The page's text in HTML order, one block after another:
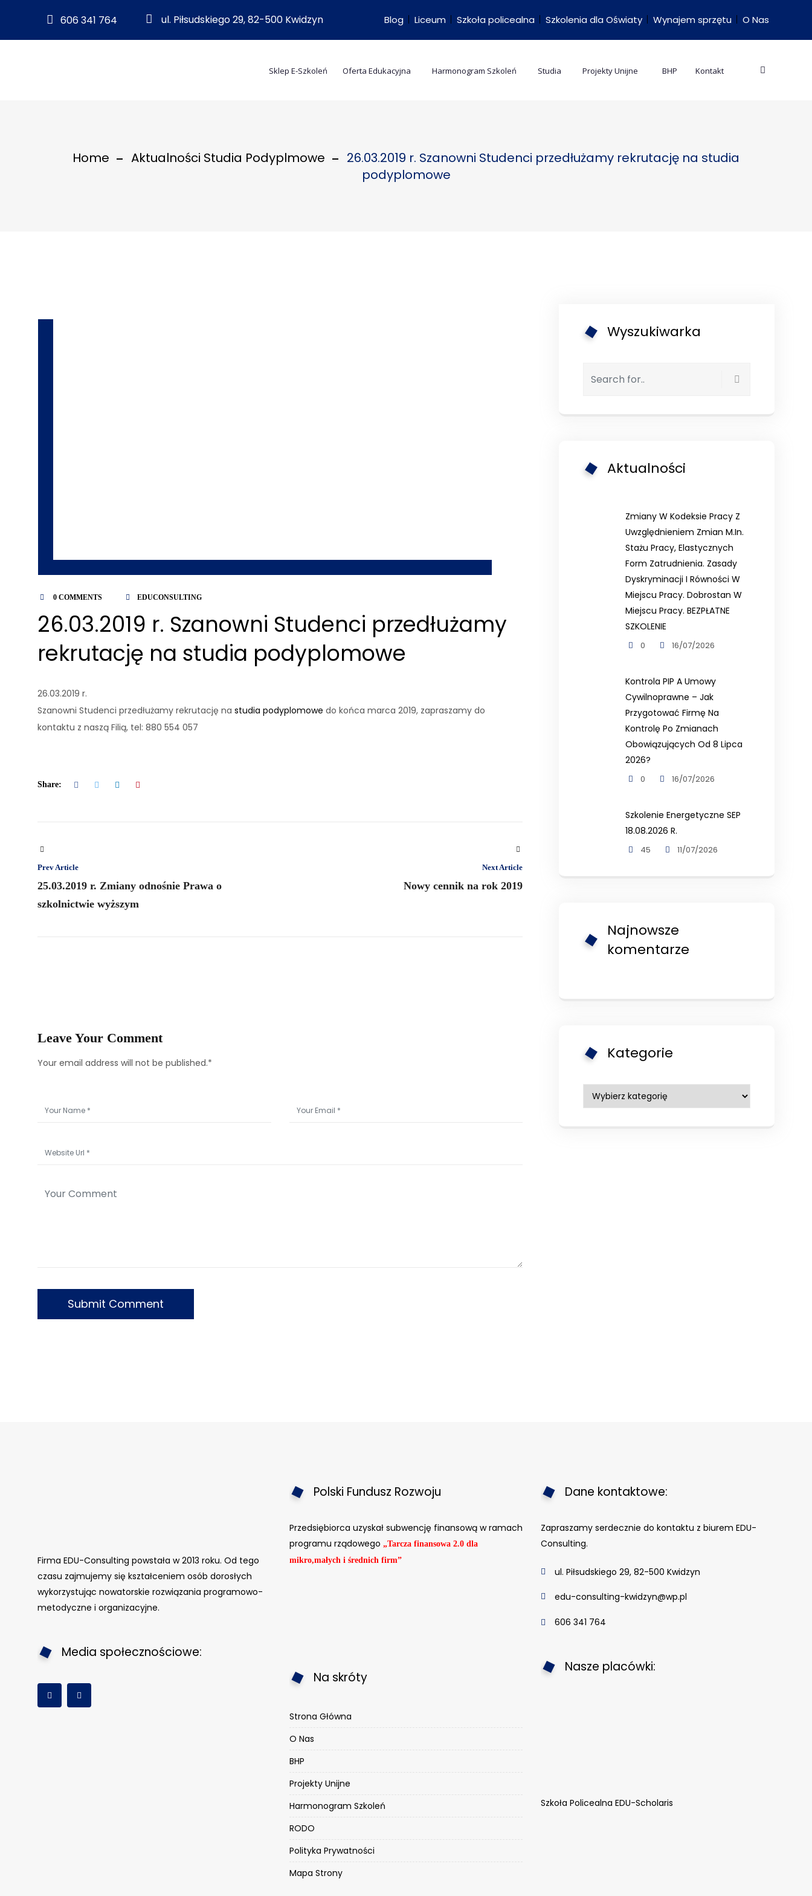
606 341 764 ul. Piłsudskiego 29, 82-500 Kwidzyn Blog Liceum Szkoła policealna Szkolenia dla Oświaty Wynajem sprzętu O Nas
Sklep E-Szkoleń Oferta Edukacyjna Harmonogram Szkoleń Studia Projekty Unijne BHP Kontakt
Home Aktualności Studia Podyplmowe
26.03.2019 r. Szanowni Studenci przedłużamy rekrutację na studia
podyplomowe
0 COMMENTS EDUCONSULTING
26.03.2019 r. Szanowni Studenci przedłużamy
rekrutację na studia podyplomowe
26.03.2019 r.
Szanowni Studenci przedłużamy rekrutację na studia podyplomowe do końca marca 2019, zapraszamy do
kontaktu z naszą Filią, tel: 880 554 057
Share:
Prev Article
25.03.2019 r. Zmiany odnośnie Prawa o
szkolnictwie wyższym
Next Article
Nowy cennik na rok 2019
Leave Your Comment
Your email address will not be published.*
Wyszukiwarka
Aktualności
Zmiany W Kodeksie Pracy Z
Uwzględnieniem Zmian M.in.
Stażu Pracy, Elastycznych
Form Zatrudnienia. Zasady
Dyskryminacji I Równości W
Miejscu Pracy. Dobrostan W
Miejscu Pracy. BEZPŁATNE
SZKOLENIE
0 16/07/2026
Kontrola PIP A Umowy
Cywilnoprawne – Jak
Przygotować Firmę Na
Kontrolę Po Zmianach
Obowiązujących Od 8 Lipca
2026?
0 16/07/2026
Szkolenie Energetyczne SEP
18.08.2026 R.
45 11/07/2026
Najnowsze
komentarze
Kategorie
Kategorie
Firma EDU-Consulting powstała w 2013 roku. Od tego
czasu zajmujemy się kształceniem osób dorosłych
wykorzystując nowatorskie rozwiązania programowo-
metodyczne i organizacyjne.
Media społecznościowe:
Polski Fundusz Rozwoju
Przedsiębiorca uzyskał subwencję finansową w ramach
programu rządowego „Tarcza finansowa 2.0 dla
mikro,małych i średnich firm”
Na skróty
Strona Główna
O Nas
BHP
Projekty Unijne
Harmonogram Szkoleń
RODO
Polityka Prywatności
Mapa Strony
Dane kontaktowe:
Zapraszamy serdecznie do kontaktu z biurem EDU-
Consulting.
ul. Piłsudskiego 29, 82-500 Kwidzyn
edu-consulting-kwidzyn@wp.pl
606 341 764
Nasze placówki:
Szkoła Policealna EDU-Scholaris